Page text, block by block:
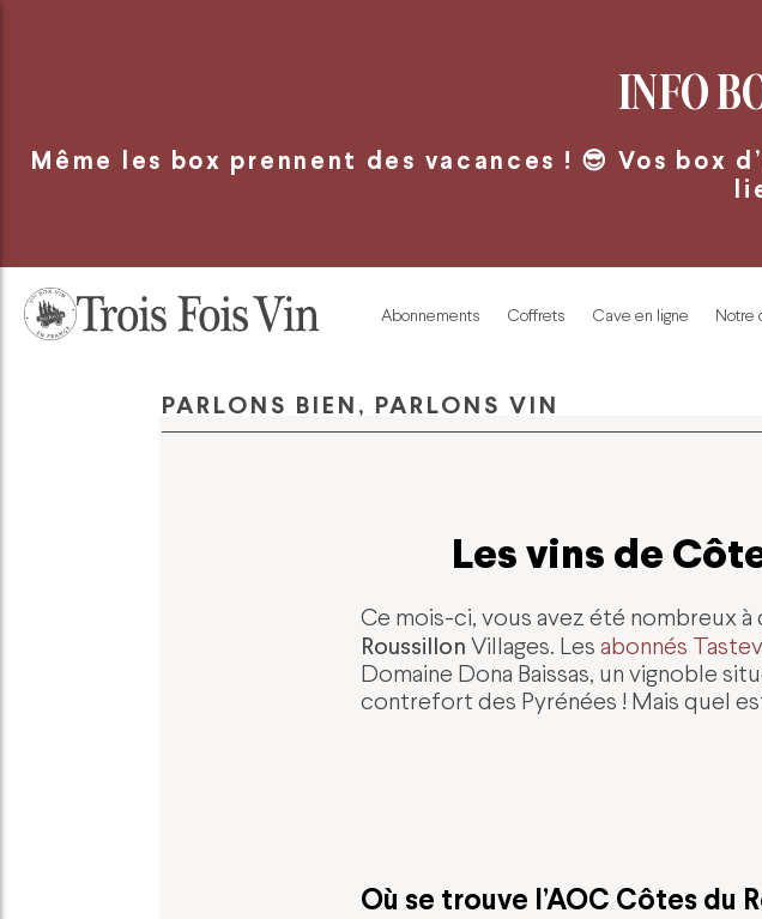
INFO
Même les box prennent des vacances ! 😎 Vos
Abonnements Coffrets Cave en ligne Notre
PARLONS BIEN, PARLONS VIN
Les vins de
Ce mois-ci, vous avez été nombreux à
Roussillon Villages. Les abonnés
Domaine Dona Baissas, un vignoble
contrefort des Pyrénées ! Mais quel
Où se trouve l’AOC Côtes du